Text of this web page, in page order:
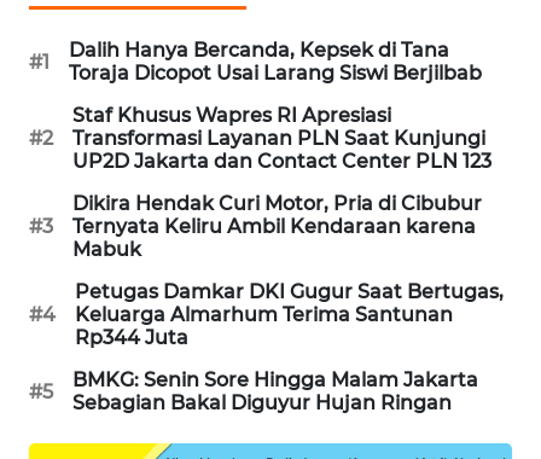
#1
Dalih Hanya Bercanda, Kepsek di Tana
Toraja Dicopot Usai Larang Siswi Berjilbab
#2
Staf Khusus Wapres RI Apresiasi
Transformasi Layanan PLN Saat Kunjungi
UP2D Jakarta dan Contact Center PLN 123
#3
Dikira Hendak Curi Motor, Pria di Cibubur
Ternyata Keliru Ambil Kendaraan karena
Mabuk
#4
Petugas Damkar DKI Gugur Saat Bertugas,
Keluarga Almarhum Terima Santunan
Rp344 Juta
#5
BMKG: Senin Sore Hingga Malam Jakarta
Sebagian Bakal Diguyur Hujan Ringan
NEWS
KARING
JURNAL
HUMBANG
GARONGGANG